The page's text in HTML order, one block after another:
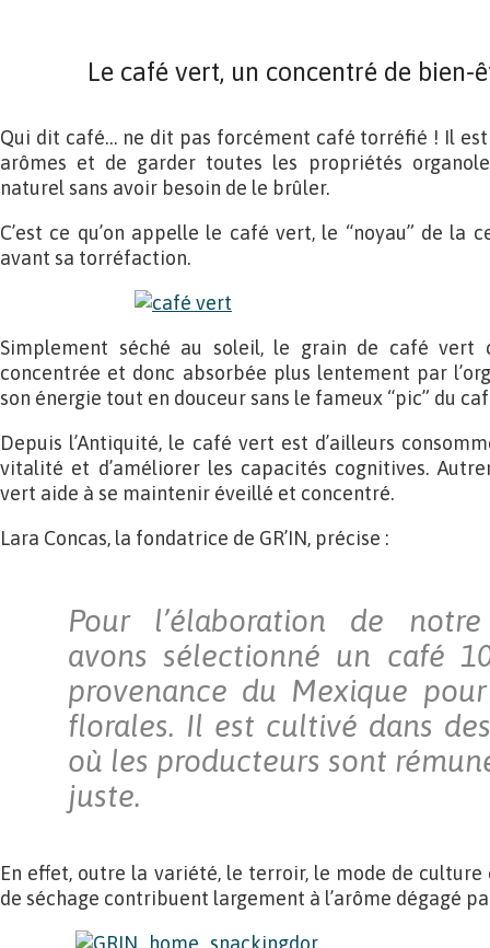
Le café vert, un concentré de bien-
Qui dit café… ne dit pas forcément café torréfié ! Il est
arômes et de garder toutes les propriétés
naturel sans avoir besoin de le brûler.
C’est ce qu’on appelle le café vert, le “noyau” de la
avant sa torréfaction.
Simplement séché au soleil, le grain de café vert
concentrée et donc absorbée plus lentement par
son énergie tout en douceur sans le fameux “pic” du
Depuis l’Antiquité, le café vert est d’ailleurs
vitalité et d’améliorer les capacités cognitives.
vert aide à se maintenir éveillé et concentré.
Lara Concas, la fondatrice de GR’IN, précise :
Pour l’élaboration de
avons sélectionné un café
provenance du Mexique
florales. Il est cultivé dans
où les producteurs sont
juste.
En effet, outre la variété, le terroir, le mode de
de séchage contribuent largement à l’arôme dégagé